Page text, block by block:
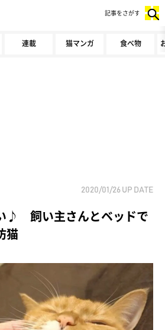
連載 猫マンガ 食べ物
記事をさがす
2020/01/26 UP DATE
♪ 飼い主さんとベッドで
猫